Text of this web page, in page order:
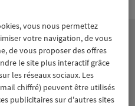
Climat
vous nous permettez
votre navigation, de vous
de vous proposer des offres
le site plus interactif grâce
les réseaux sociaux. Les
chiffré) peuvent être utilisés
publicitaires sur d'autres sites